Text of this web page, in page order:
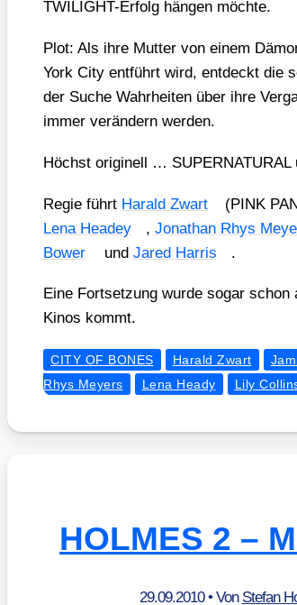
TWI­LIGHT-Erfolg hän­gen möch­te.
Plot: Als ihre Mut­ter von einem
York City ent­führt wird, ent­deckt die
der Suche Wahr­hei­ten über ihre
immer ver­än­dern wer­den.
Höchst ori­gi­nell … SUPERNATURAL
Regie führt Harald Zwart
(PINK
Lena Hea­dey
, Jona­than Rhys
Bower
und Jared Har­ris .
Eine Fort­set­zung wur­de sogar
Kinos kommt.
CITY OF BONES Harald Zwart
Rhys Meyers
Lena Heady Lily
HOLMES 2 –
29.09.2010• Von Stefan